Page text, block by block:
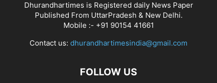
Dhurandhartimes is Registered daily News Paper
Published From UttarPradesh & New Delhi.
Mobile :- +91 90154 41661
Contact us: dhurandhartimesindia@gmail.com
FOLLOW US